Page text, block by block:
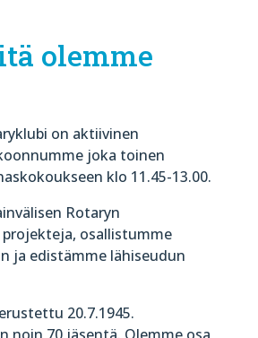
olemme
on aktiivinen
joka toinen
klo 11.45-13.00.
Rotaryn
osallistumme
ja edistämme lähiseudun
20.7.1945.
noin 70 jäsentä. Olemme osa